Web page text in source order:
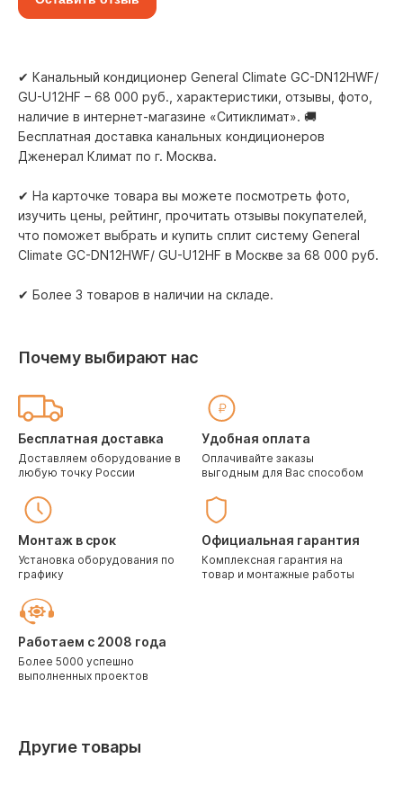
✔ Канальный кондиционер General Climate GC-DN12HWF/
GU-U12HF – 68 000 руб., характеристики, отзывы, фото,
наличие в интернет-магазине «Ситиклимат». 🚚
Бесплатная доставка канальных кондиционеров
Дженерал Климат по г. Москва.
✔ На карточке товара вы можете посмотреть фото,
изучить цены, рейтинг, прочитать отзывы покупателей,
что поможет выбрать и купить сплит систему General
Climate GC-DN12HWF/ GU-U12HF в Москве за 68 000 pуб.
✔ Более 3 товаров в наличии на складе.
Почему выбирают нас
Бесплатная доставка
Доставляем оборудование в
любую точку России
Удобная оплата
Оплачивайте заказы
выгодным для Вас способом
Монтаж в срок
Установка оборудования по
графику
Официальная гарантия
Комплексная гарантия на
товар и монтажные работы
Работаем с 2008 года
Более 5000 успешно
выполненных проектов
Другие товары